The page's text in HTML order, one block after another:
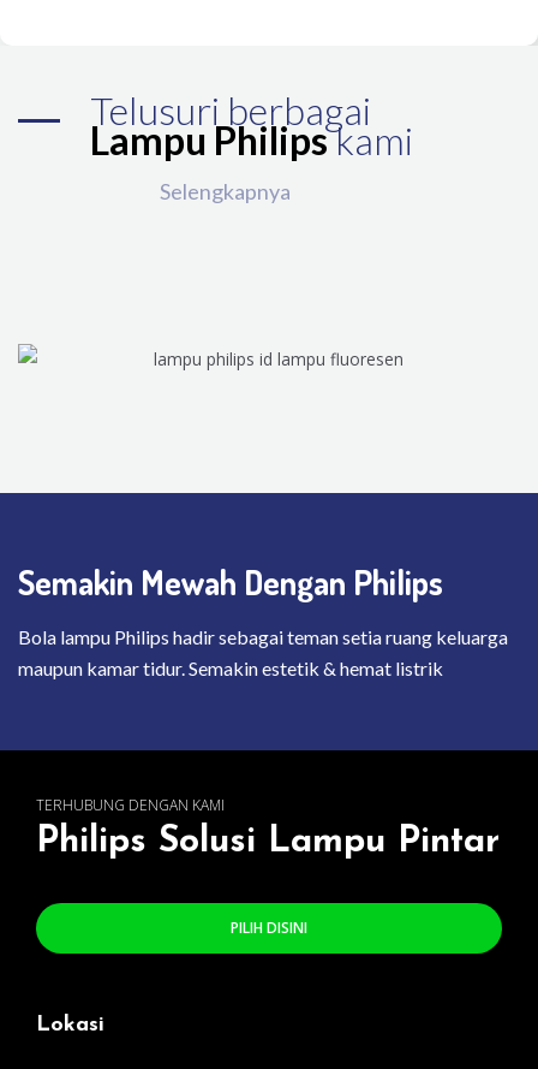
Telusuri berbagai
Lampu Philipskami
Selengkapnya
Semakin Mewah Dengan Philips
Bola lampu Philips hadir sebagai teman setia ruang keluarga
maupun kamar tidur. Semakin estetik & hemat listrik
TERHUBUNG DENGAN KAMI
Philips Solusi Lampu Pintar
PILIH DISINI
Lokasi